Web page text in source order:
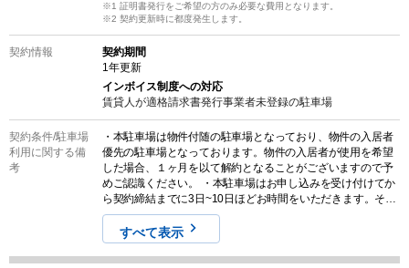
※1 証明書発行をご希望の方のみ必要な費用となります。
※2 契約更新時に都度発生します。
契約情報
契約期間
1年更新
インボイス制度への対応
賃貸人が適格請求書発行事業者未登録の駐車場
契約条件/駐車場
利用に関する備
考
・本駐車場は物件付随の駐車場となっており、物件の入居者
優先の駐車場となっております。物件の入居者が使用を希望
した場合、１ヶ月を以て解約となることがございますので予
めご認識ください。 ・本駐車場はお申し込みを受け付けてか
ら契約締結までに3日~10日ほどお時間をいただきます。その
ため、即日含むお急ぎのご契約は対応できませんので、ご契
約を検討される際は予め余裕をもってお申し込みください。
・本駐車場をお申し込みする際は、必ず車両サイズおよび収
容スペースを現地でご確認のうえ行ってください。なお、契
すべて表示